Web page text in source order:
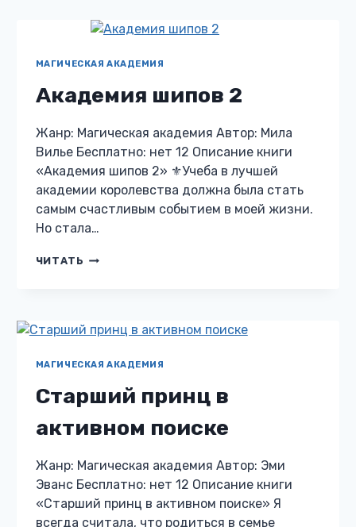
МАГИЧЕСКАЯ АКАДЕМИЯ
Академия шипов 2
Жанр: Магическая академия Автор: Мила
Вилье Бесплатно: нет 12 Описание книги
«Академия шипов 2» ⚜️Учеба в лучшей
академии королевства должна была стать
самым счастливым событием в моей жизни.
Но стала…
ЧИТАТЬ АКАДЕМИЯ
МАГИЧЕСКАЯ АКАДЕМИЯ
Старший принц в
активном поиске
Жанр: Магическая академия Автор: Эми
Эванс Бесплатно: нет 12 Описание книги
«Старший принц в активном поиске» Я
всегда считала, что родиться в семье